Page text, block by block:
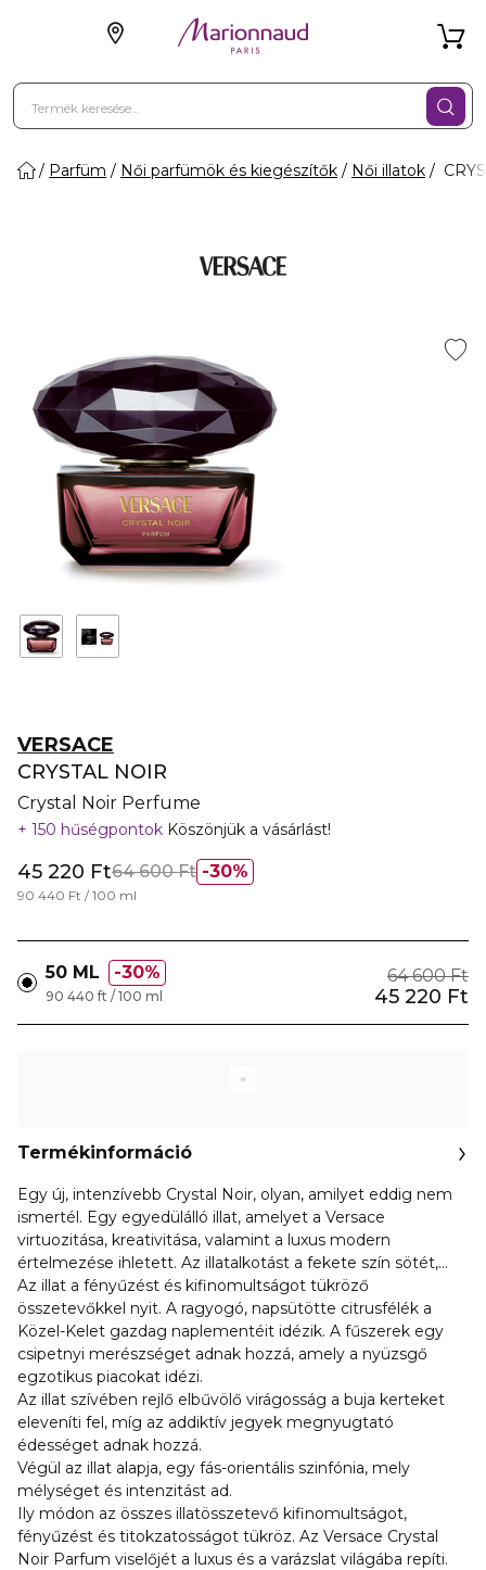
Parfüm Női parfümök és kiegészítők Női illatok
VERSACE
CRYSTAL NOIR
Crystal Noir Perfume
150 hűségpontok Köszönjük a vásárlást!
30%
45 220 Ft64 600 Ft
90 440 Ft / 100 ml
50 ML 30% 64 600 Ft
45 220 Ft
90 440 ft / 100 ml
Termékinformáció
Egy új, intenzívebb Crystal Noir, olyan, amilyet eddig nem
ismertél. Egy egyedülálló illat, amelyet a Versace
virtuozitása, kreativitása, valamint a luxus modern
értelmezése ihletett. Az illatalkotást a fekete szín sötét,
titokzatos karaktere és az arany szín gazdag, merész
tulajdonsága egyaránt inspirálta.
Az illat a fényűzést és kifinomultságot tükröző
összetevőkkel nyit. A ragyogó, napsütötte citrusfélék a
Közel-Kelet gazdag naplementéit idézik. A fűszerek egy
csipetnyi merészséget adnak hozzá, amely a nyüzsgő
egzotikus piacokat idézi.
Az illat szívében rejlő elbűvölő virágosság a buja kerteket
eleveníti fel, míg az addiktív jegyek megnyugtató
édességet adnak hozzá.
Végül az illat alapja, egy fás-orientális szinfónia, mely
mélységet és intenzitást ad.
Ily módon az összes illatösszetevő kifinomultságot,
fényűzést és titokzatosságot tükröz. Az Versace Crystal
Noir Parfum viselőjét a luxus és a varázslat világába repíti.